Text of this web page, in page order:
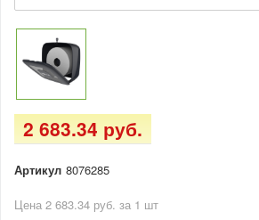
2 683.34 руб.
Артикул 8076285
Цена 2 683.34 руб. за 1 шт